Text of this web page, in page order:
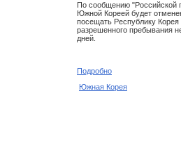
По сообщению "Российской
Южной Кореей будет
посещать Республику
разрешенного пребывания
дней.
Подробно
Южная Корея